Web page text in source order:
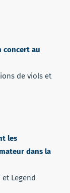
concert au
de viols et
les
dans la
et Legend